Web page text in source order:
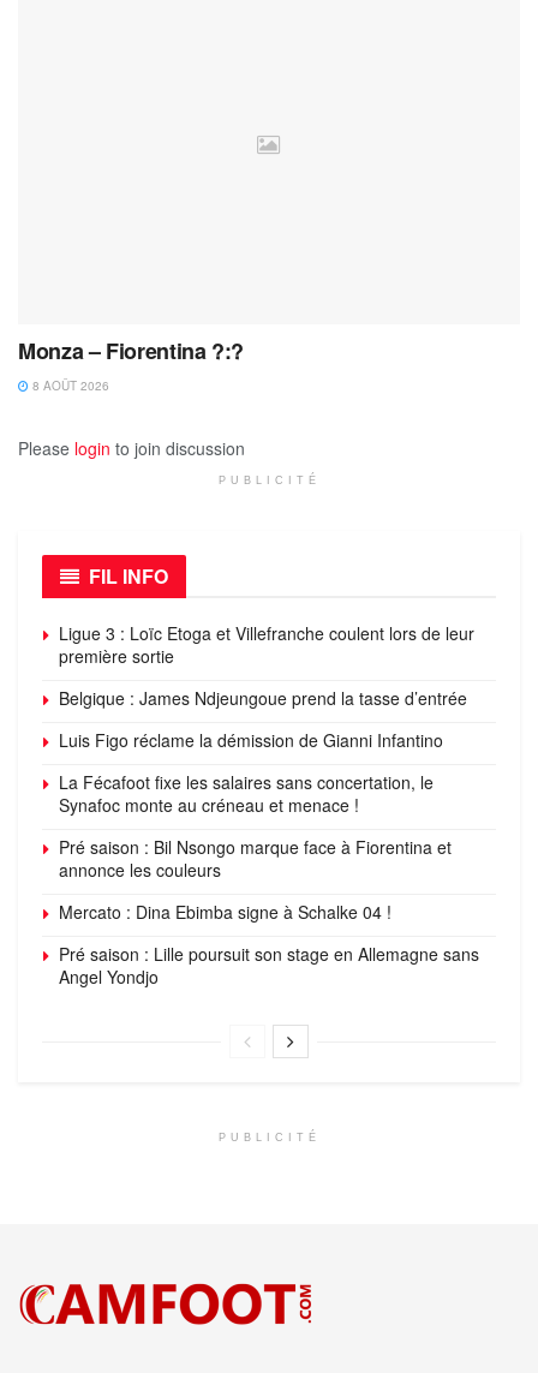
Monza – Fiorentina ?:?
8 AOÛT 2026
Please login to join discussion
PUBLICITÉ
FIL INFO
Ligue 3 : Loïc Etoga et Villefranche coulent lors de leur
première sortie
Belgique : James Ndjeungoue prend la tasse d’entrée
Luis Figo réclame la démission de Gianni Infantino
La Fécafoot fixe les salaires sans concertation, le
Synafoc monte au créneau et menace !
Pré saison : Bil Nsongo marque face à Fiorentina et
annonce les couleurs
Mercato : Dina Ebimba signe à Schalke 04 !
Pré saison : Lille poursuit son stage en Allemagne sans
Angel Yondjo
PUBLICITÉ